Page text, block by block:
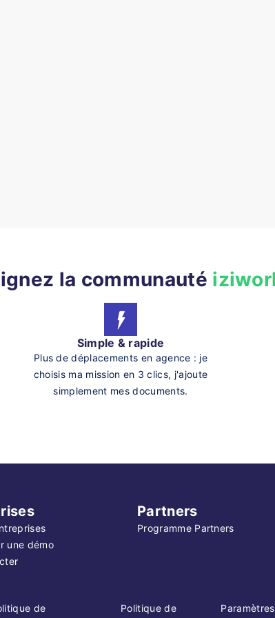
la communauté
Simple & rapide
Plus de déplacements en agence : je
choisis ma mission en 3 clics, j'ajoute
simplement mes documents.
une démo
Partners
Programme Partners
de Politique de